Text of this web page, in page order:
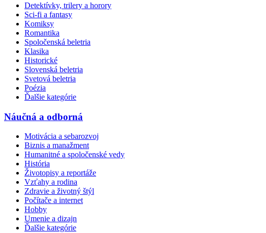
Detektívky, trilery a horory
Sci-fi a fantasy
Komiksy
Romantika
Spoločenská beletria
Klasika
Historické
Slovenská beletria
Svetová beletria
Poézia
Ďalšie kategórie
Náučná a odborná
Motivácia a sebarozvoj
Biznis a manažment
Humanitné a spoločenské vedy
História
Životopisy a reportáže
Vzťahy a rodina
Zdravie a životný štýl
Počítače a internet
Hobby
Umenie a dizajn
Ďalšie kategórie